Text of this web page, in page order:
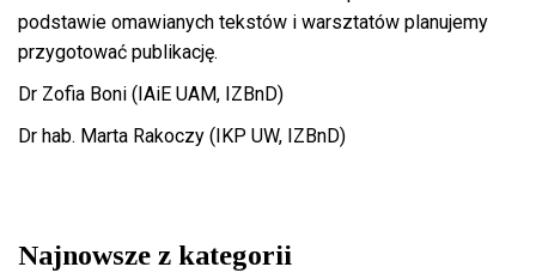
podstawie omawianych tekstów i warsztatów planujemy
przygotować publikację.
Dr Zofia Boni (IAiE UAM, IZBnD)
Dr hab. Marta Rakoczy (IKP UW, IZBnD)
Najnowsze z kategorii